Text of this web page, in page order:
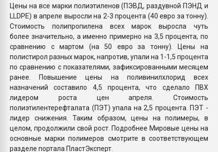
Цены на все марки полиэтиленов (ПЭВД, раздувной ПЭНД и
LLDPE) в апреле выросли на 2-3 процента (40 евро за тонну).
Стоимость полипропилена всех марок выросла чуть
более значительно, а именно примерно на 3,5 процента, по
сравнению с мартом (на 50 евро за тонну). Цены на
полистирол разных марок, напротив, упали на 1-1,5 процента
по сравнению с показателями, зафиксированными месяцем
ранее. Повышение цены на поливинилхлорид всех
назначений составило 4,5 процента, что сделало ПВХ
лидером роста цен апреля. Стоимость
полиэтилентерефталата (ПЭТ) упала на 2,5 процента. ПЭТ -
лидер снижения. Таким образом, цены на полимеры, в
целом, продолжили свой рост. Подробнее Мировые цены на
основные марки полимеров смотрите в соответствующем
разделе портала ПластЭксперт.